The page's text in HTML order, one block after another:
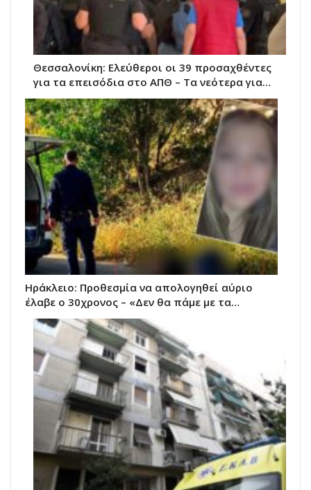
Θεσσαλονίκη: Ελεύθεροι οι 39 προσαχθέντες
για τα επεισόδια στο ΑΠΘ – Τα νεότερα για…
Ηράκλειο: Προθεσμία να απολογηθεί αύριο
έλαβε ο 30χρονος – «Δεν θα πάμε με τα…